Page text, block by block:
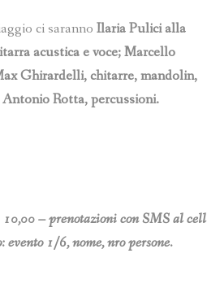
ci saranno Ilaria Pulici alla
acustica e voce; Marcello
Ghirardelli, chitarre, mandolin,
Rotta, percussioni.
– prenotazioni con SMS al cell
1/6, nome, nro persone.